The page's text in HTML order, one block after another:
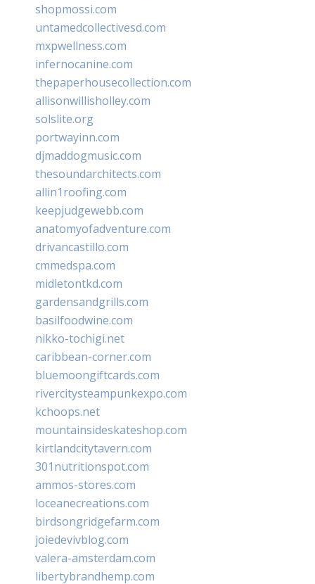
shopmossi.com
untamedcollectivesd.com
mxpwellness.com
infernocanine.com
thepaperhousecollection.com
allisonwillisholley.com
solslite.org
portwayinn.com
djmaddogmusic.com
thesoundarchitects.com
allin1roofing.com
keepjudgewebb.com
anatomyofadventure.com
drivancastillo.com
cmmedspa.com
midletontkd.com
gardensandgrills.com
basilfoodwine.com
nikko-tochigi.net
caribbean-corner.com
bluemoongiftcards.com
rivercitysteampunkexpo.com
kchoops.net
mountainsideskateshop.com
kirtlandcitytavern.com
301nutritionspot.com
ammos-stores.com
loceanecreations.com
birdsongridgefarm.com
joiedevivblog.com
valera-amsterdam.com
libertybrandhemp.com